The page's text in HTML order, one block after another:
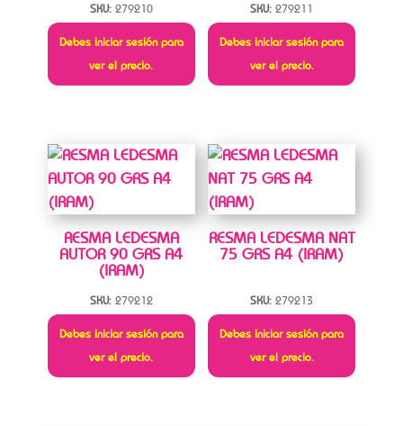
SKU: 279210
Debes iniciar sesión para
ver el precio.
SKU: 279211
Debes iniciar sesión para
ver el precio.
RESMA LEDESMA
AUTOR 90 GRS A4
(IRAM)
SKU: 279212
Debes iniciar sesión para
ver el precio.
RESMA LEDESMA NAT
75 GRS A4 (IRAM)
SKU: 279213
Debes iniciar sesión para
ver el precio.